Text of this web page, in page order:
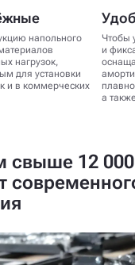
напольного
нагрузок,
для установки
и в коммерческих
Чтобы
и
а
свыше 12